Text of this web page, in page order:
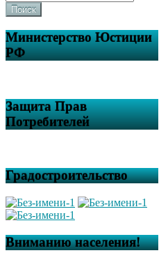
Поиск
Министерство Юстиции
РФ
Защита Прав
Потребителей
Градостроительство
Вниманию населения!